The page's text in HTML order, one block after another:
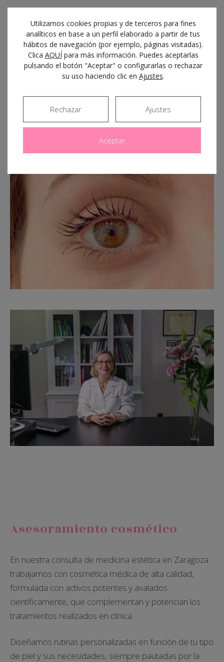
Lifting y tinte de pestañas
Si quieres unas pestañas rizadas y oscuras sin
necesidad de utilizar máscara cada mañana, este es tu
tratamiento ideal. Tras aplicarlo, conseguirás
embellecer tu mirada con un resultado muy natural
durante cuatro semanas.
Asesoramiento cosmético
En nuestra consulta de medicina estética en Zaragoza
trabajamos con cosmética médica de alta calidad,
formulada con activos potentes y avalados
científicamente, que complementan y potencian los
tratamientos realizados en clínica.
Diseñamos rutinas personalizadas en función de tu tipo
de piel y sus necesidades, siempre pautadas por la
Utilizamos cookies propias y de terceros para fines
analíticos en base a un perfil elaborado a partir de tus
hábitos de navegación (por ejemplo, páginas visitadas).
Clica AQUÍpara más información. Puedes aceptarlas
pulsando el botón "Aceptar" o configurarlas o rechazar
su uso haciendo clic en Ajustes.
Aceptar
Rechazar Ajustes